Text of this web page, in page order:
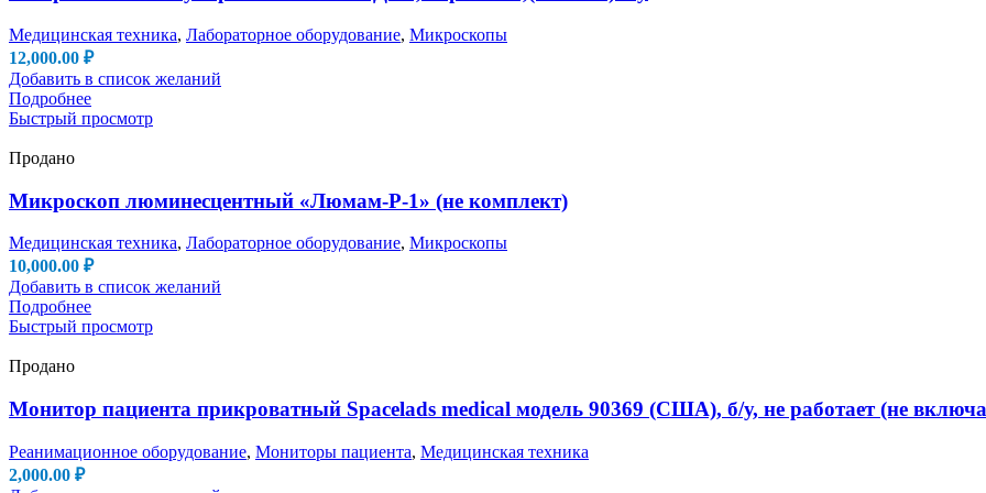
Медицинская техника, Лабораторное оборудование, Микроскопы
12,000.00 ₽
Добавить в список желаний
Подробнее
Быстрый просмотр
Продано
Микроскоп люминесцентный «Люмам-Р-1» (не комплект)
Медицинская техника, Лабораторное оборудование, Микроскопы
10,000.00 ₽
Добавить в список желаний
Подробнее
Быстрый просмотр
Продано
Монитор пациента прикроватный Spacelads medical модель 90369 (США), б/у, не работает (не
Реанимационное оборудование, Мониторы пациента, Медицинская техника
2,000.00 ₽